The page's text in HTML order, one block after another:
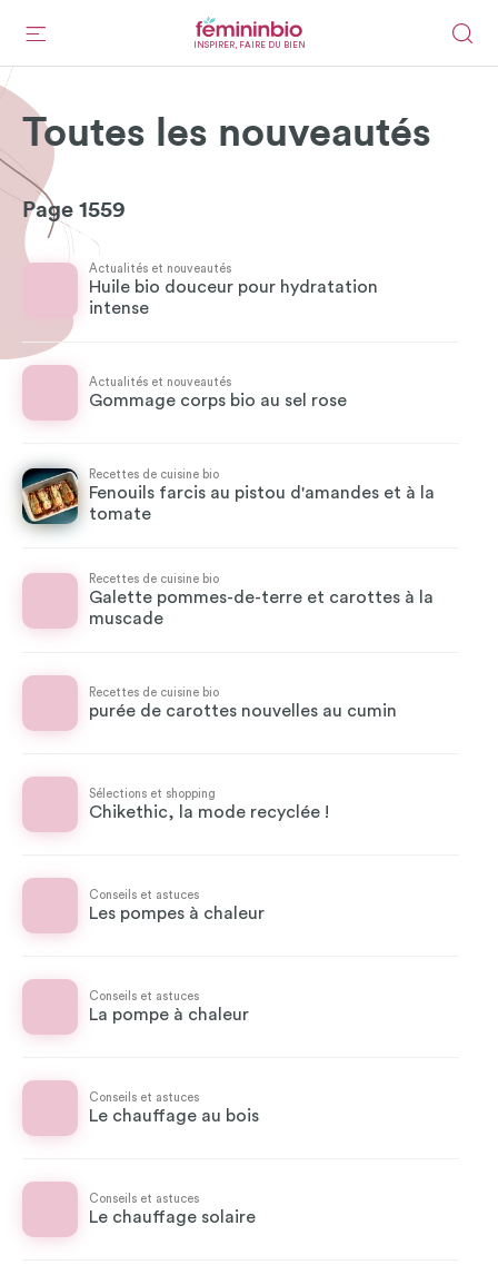
INSPIRER, FAIRE DU BIEN
Toutes les nouveautés
Page 1559
Actualités et nouveautés
Huile bio douceur pour hydratation
intense
Actualités et nouveautés
Gommage corps bio au sel rose
Recettes de cuisine bio
Fenouils farcis au pistou d'amandes et à la
tomate
Recettes de cuisine bio
Galette pommes-de-terre et carottes à la
muscade
Recettes de cuisine bio
purée de carottes nouvelles au cumin
Sélections et shopping
Chikethic, la mode recyclée !
Conseils et astuces
Les pompes à chaleur
Conseils et astuces
La pompe à chaleur
Conseils et astuces
Le chauffage au bois
Conseils et astuces
Le chauffage solaire